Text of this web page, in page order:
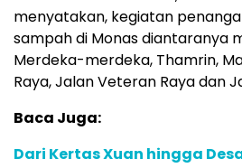
menyatakan, kegiatan
sampah di Monas diantaranya
Merdeka-merdeka, Thamrin,
Raya, Jalan Veteran Raya dan
Baca Juga:
Dari Kertas Xuan hingga